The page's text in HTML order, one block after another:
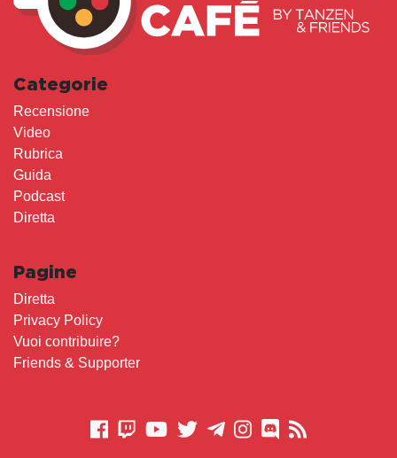
Categorie
Recensione
Video
Rubrica
Guida
Podcast
Diretta
Pagine
Diretta
Privacy Policy
Vuoi contribuire?
Friends & Supporter